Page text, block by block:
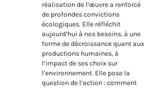
réalisation de l’œuvre a renforcé
de profondes convictions
écologiques. Elle réfléchit
aujourd’hui à nos besoins, à une
forme de décroissance quant aux
productions humaines, à
l’impact de ses choix sur
l’environnement. Elle pose la
question de l’action : comment